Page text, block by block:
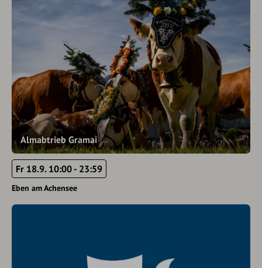
Almabtrieb Gramai
Fr 18.9. 10:00 - 23:59
Eben am Achensee